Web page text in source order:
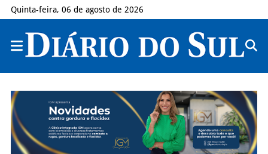
Quinta-feira, 06 de agosto de 2026